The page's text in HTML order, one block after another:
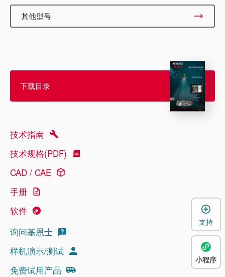
其他型号
下载目录
技术指南
技术规格(PDF)
CAD / CAE
手册
软件
询问基恩士
样机演示/测试
免费试用产品
支持
小程序